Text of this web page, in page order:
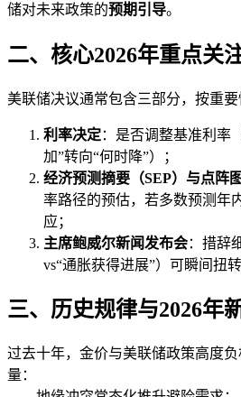
储对未来政策的预期引导。
二、核心2026年重点关
美联储决议通常包含三部分，按重要
利率决定：是否调整基准利率
加”转向“何时降”）；
经济预测摘要（SEP）与点阵图
率路径的预估，若多数预测年
应；
主席鲍威尔新闻发布会：措辞
vs“通胀获得进展”）可瞬间扭
三、历史规律与2026年
过去十年，金价与美联储政策高度
量：